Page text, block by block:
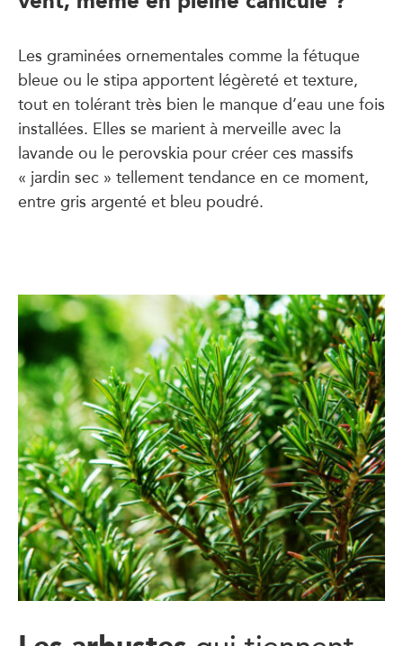
Les graminées ornementales comme la fétuque
bleue ou le stipa apportent légèreté et texture,
tout en tolérant très bien le manque d’eau une fois
installées. Elles se marient à merveille avec la
lavande ou le perovskia pour créer ces massifs
« jardin sec » tellement tendance en ce moment,
entre gris argenté et bleu poudré.